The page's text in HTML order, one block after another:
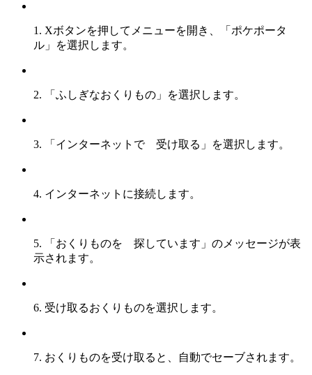
1. Xボタンを押してメニューを開き、「ポケポータ
ル」を選択します。
2. 「ふしぎなおくりもの」を選択します。
3. 「インターネットで 受け取る」を選択します。
4. インターネットに接続します。
5. 「おくりものを 探しています」のメッセージが表
示されます。
6. 受け取るおくりものを選択します。
7. おくりものを受け取ると、自動でセーブされます。